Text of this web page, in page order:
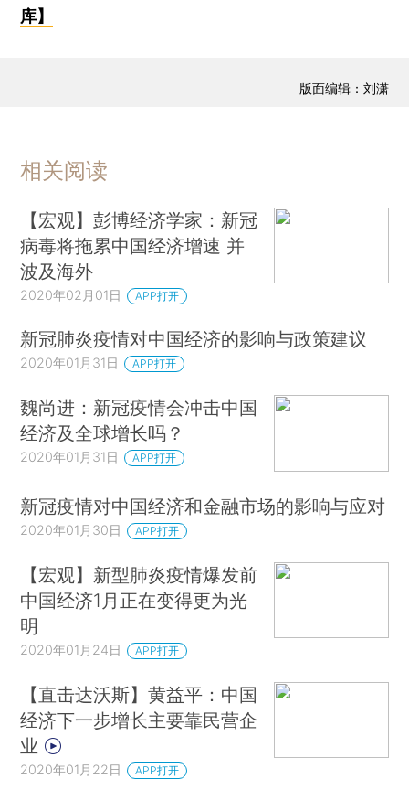
库】
版面编辑：刘潇
相关阅读
【宏观】彭博经济学家：新冠
病毒将拖累中国经济增速 并
波及海外
2020年02月01日 APP打开
新冠肺炎疫情对中国经济的影响与政策建议
2020年01月31日 APP打开
魏尚进：新冠疫情会冲击中国
经济及全球增长吗？
2020年01月31日 APP打开
新冠疫情对中国经济和金融市场的影响与应对
2020年01月30日 APP打开
【宏观】新型肺炎疫情爆发前
中国经济1月正在变得更为光
明
2020年01月24日 APP打开
【直击达沃斯】黄益平：中国
经济下一步增长主要靠民营企
业
2020年01月22日 APP打开